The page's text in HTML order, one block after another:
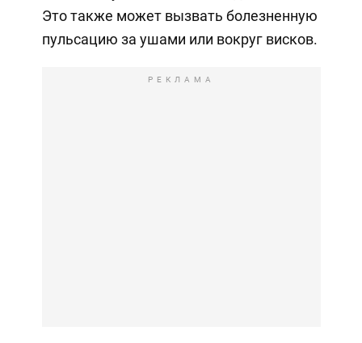
Это также может вызвать болезненную
пульсацию за ушами или вокруг висков.
РЕКЛАМА